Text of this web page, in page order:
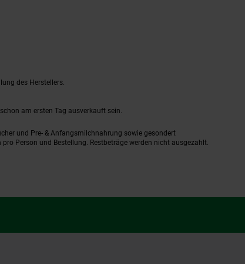
des Herstellers.
am ersten Tag ausverkauft sein.
und Pre- & Anfangsmilchnahrung sowie gesondert
Person und Bestellung. Restbeträge werden nicht ausgezahlt.